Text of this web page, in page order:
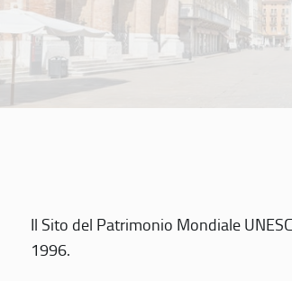
Il Sito del Patrimonio Mondiale
1996.